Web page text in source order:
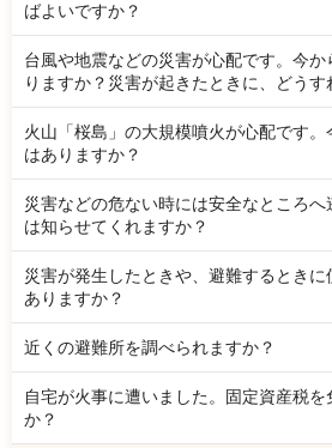
ばよいですか？
台風や地震などの災害が心配です。今
りますか？災害が起きたときに、どうす
火山「桜島」の大規模噴火が心配です。
はありますか？
災害などの危ない時には安全なところ
は知らせてくれますか？
災害が発生したときや、避難するとき
ありますか？
近くの避難所を調べられますか？
自宅が火事に遭いました。固定資産税
か？